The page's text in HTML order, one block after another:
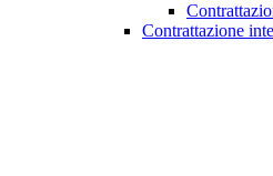
Contrattazione